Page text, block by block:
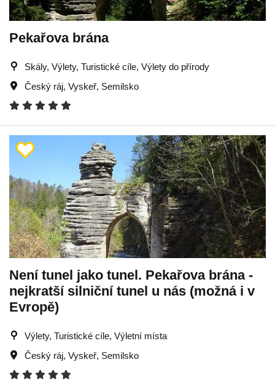
Pekařova brána
Skály, Výlety, Turistické cíle, Výlety do přírody
Český ráj, Vyskeř, Semilsko
Není tunel jako tunel. Pekařova brána -
nejkratší silniční tunel u nás (možná i v
Evropě)
Výlety, Turistické cíle, Výletní místa
Český ráj, Vyskeř, Semilsko